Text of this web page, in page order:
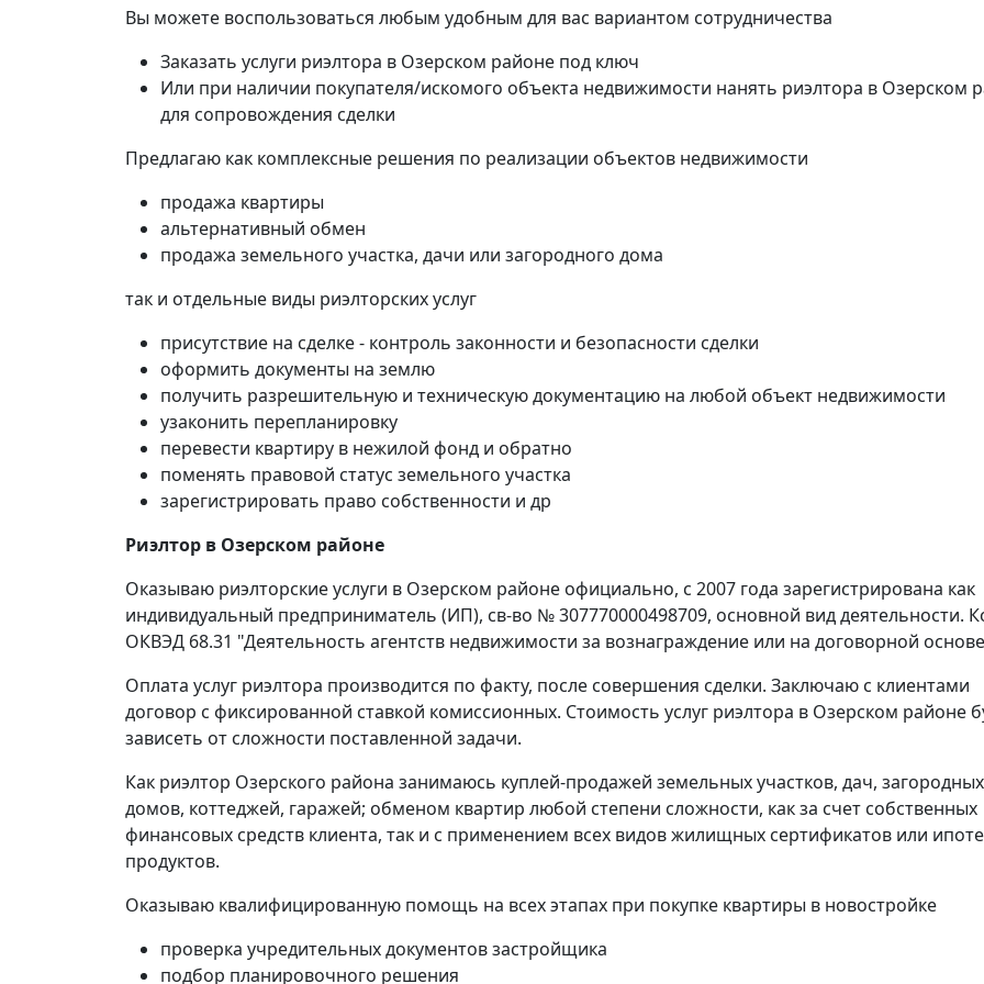
Вы можете воспользоваться любым удобным для вас вариантом сотрудничества
Заказать услуги риэлтора в Озерском районе под ключ
Или при наличии покупателя/искомого объекта недвижимости нанять риэлтора в Озерском
для сопровождения сделки
Предлагаю как комплексные решения по реализации объектов недвижимости
продажа квартиры
альтернативный обмен
продажа земельного участка, дачи или загородного дома
так и отдельные виды риэлторских услуг
присутствие на сделке - контроль законности и безопасности сделки
оформить документы на землю
получить разрешительную и техническую документацию на любой объект недвижимости
узаконить перепланировку
перевести квартиру в нежилой фонд и обратно
поменять правовой статус земельного участка
зарегистрировать право собственности и др
Риэлтор в Озерском районе
Оказываю риэлторские услуги в Озерском районе официально, с 2007 года зарегистрирована как
индивидуальный предприниматель (ИП), св-во № 307770000498709, основной вид деятельности.
ОКВЭД 68.31 "Деятельность агентств недвижимости за вознаграждение или на договорной
Оплата услуг риэлтора производится по факту, после совершения сделки. Заключаю с клиентами
договор с фиксированной ставкой комиссионных. Стоимость услуг риэлтора в Озерском районе
зависеть от сложности поставленной задачи.
Как риэлтор Озерского района занимаюсь куплей-продажей земельных участков, дач, загородных
домов, коттеджей, гаражей; обменом квартир любой степени сложности, как за счет собственных
финансовых средств клиента, так и с применением всех видов жилищных сертификатов или
продуктов.
Оказываю квалифицированную помощь на всех этапах при покупке квартиры в новостройке
проверка учредительных документов застройщика
подбор планировочного решения